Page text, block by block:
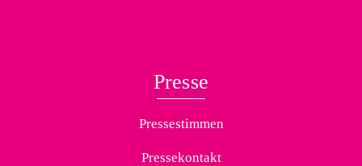
Presse
Pressestimmen
Pressekontakt